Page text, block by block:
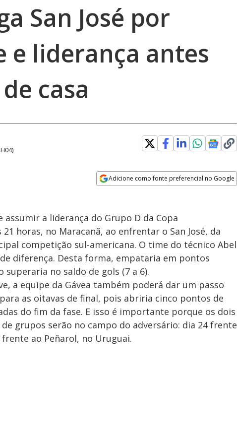
San José por
liderança antes
casa
)
Adicione como fonte preferencial no Google
a liderança do Grupo D da Copa
horas, no Maracanã, ao enfrentar o San José, da
competição sul-americana. O time do técnico Abel
diferença. Desta forma, empataria em pontos
superaria no saldo de gols (7 a 6).
a equipe da Gávea também poderá dar um passo
as oitavas de final, pois abriria cinco pontos de
do fim da fase. E isso é importante porque os dois
grupos serão no campo do adversário: dia 24 frente
ao Peñarol, no Uruguai.